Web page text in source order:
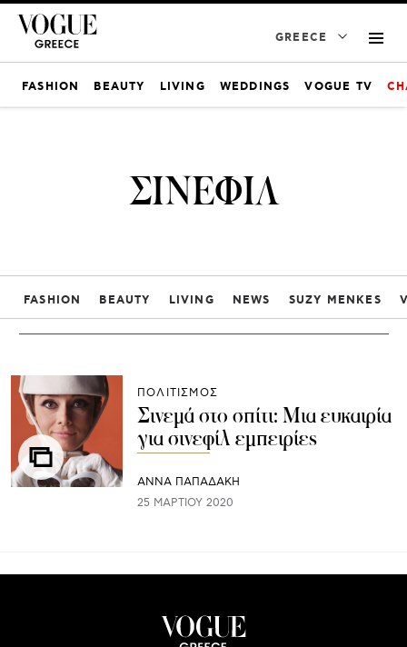
GREECE
FASHION BEAUTY LIVING WEDDINGS VOGUE TV
ΣΙΝΕΦΙΛ
FASHION BEAUTY LIVING NEWS SUZY MENKES
ΠΟΛΙΤΙΣΜΟΣ
Σινεμά στο σπίτι: Μια ευκαιρία
για σινεφίλ εμπειρίες
ΑΝΝΑ ΠΑΠΑΔΑΚΗ
25 ΜΑΡΤΊΟΥ 2020